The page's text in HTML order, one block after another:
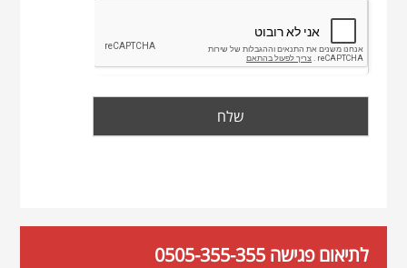
לתיאום פגישה 0505-355-355